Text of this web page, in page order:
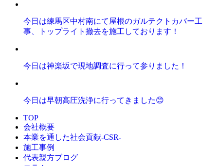
今日は練馬区中村南にて屋根のガルテクトカバー工
事、トップライト撤去を施工しております！
今日は神楽坂で現地調査に行って参りました！
今日は早朝高圧洗浄に行ってきました😊
TOP
会社概要
本業を通した社会貢献-CSR-
施工事例
代表親方ブログ